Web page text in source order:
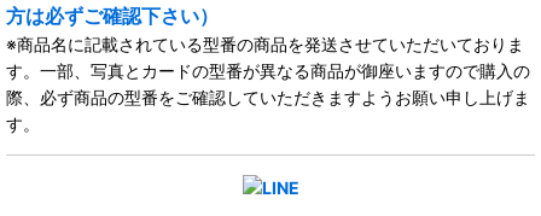
方は必ずご確認下さい）
※商品名に記載されている型番の商品を発送させていただいておりま
す。一部、写真とカードの型番が異なる商品が御座いますので購入の
際、必ず商品の型番をご確認していただきますようお願い申し上げま
す。